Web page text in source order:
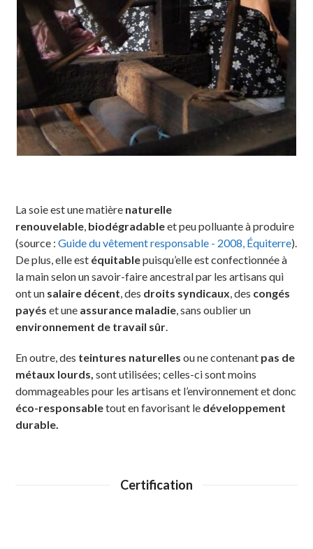
La soie est une matière naturelle
renouvelable, biodégradableet peu polluante à produire
(source :Guide du vêtement responsable - 2008, Équiterre).
De plus, elle est équitablepuisqu’elle est confectionnée à
la main selon un savoir-faire ancestral par les artisans qui
ont un salaire décent, des droits syndicaux, des congés
payés et une assurance maladie, sans oublier un
environnement de travail sûr.
En outre, des teintures naturelles ou ne contenant pas de
métaux lourds,sont utilisées; celles-ci sont moins
dommageables pour les artisans et l’environnement et donc
éco-responsabletout en favorisant le développement
durable.
Certification